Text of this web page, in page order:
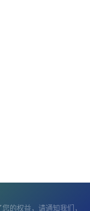
的权益，请通知我们，